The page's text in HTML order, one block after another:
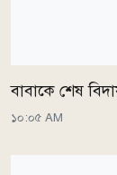
বাবাকে শেষ
১০:০৫ AM